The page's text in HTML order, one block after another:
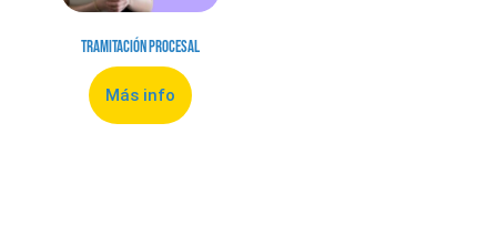
Tramitación Procesal
Más info